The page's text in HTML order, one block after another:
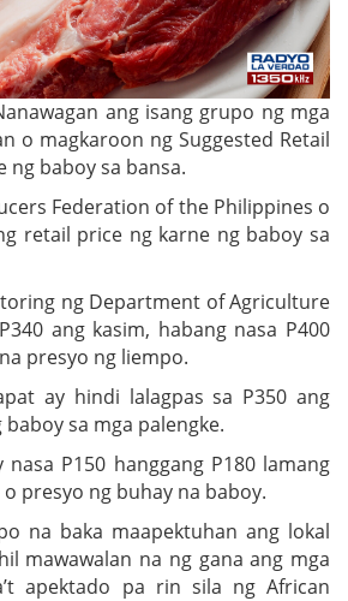
ang isang grupo ng mga
o magkaroon ng Suggested Retail
ng baboy sa bansa.
Federation of the Philippines o
retail price ng karne ng baboy sa
ng Department of Agriculture
ang kasim, habang nasa P400
presyo ng liempo.
ay hindi lalagpas sa P350 ang
sa mga palengke.
P150 hanggang P180 lamang
presyo ng buhay na baboy.
na baka maapektuhan ang lokal
mawawalan na ng gana ang mga
apektado pa rin sila ng African